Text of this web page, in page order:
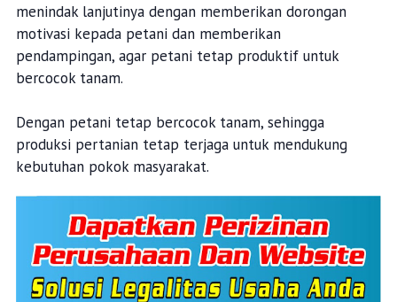
menindak lanjutinya dengan memberikan dorongan
motivasi kepada petani dan memberikan
pendampingan, agar petani tetap produktif untuk
bercocok tanam.
Dengan petani tetap bercocok tanam, sehingga
produksi pertanian tetap terjaga untuk mendukung
kebutuhan pokok masyarakat.